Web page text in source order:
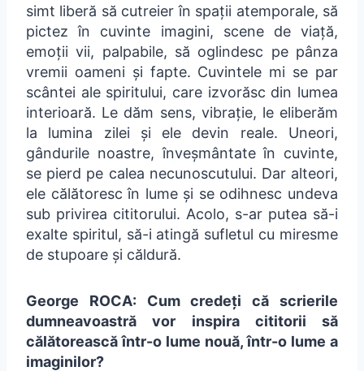
simt liberă să cutreier în spații atemporale, să
pictez în cuvinte imagini, scene de viață,
emoții vii, palpabile, să oglindesc pe pânza
vremii oameni și fapte. Cuvintele mi se par
scântei ale spiritului, care izvorăsc din lumea
interioară. Le dăm sens, vibrație, le eliberăm
la lumina zilei și ele devin reale. Uneori,
gândurile noastre, înveșmântate în cuvinte,
se pierd pe calea necunoscutului. Dar alteori,
ele călătoresc în lume și se odihnesc undeva
sub privirea cititorului. Acolo, s-ar putea să-i
exalte spiritul, să-i atingă sufletul cu miresme
de stupoare și căldură.
George ROCA: Cum credeți că scrierile
dumneavoastră vor inspira cititorii să
călătorească într-o lume nouă, într-o lume a
imaginilor?